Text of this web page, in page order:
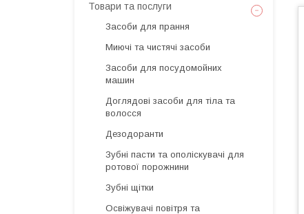
Товари та послуги
Засоби для прання
Миючі та чистячі засоби
Засоби для посудомойних
машин
Доглядові засоби для тіла та
волосся
Дезодоранти
Зубні пасти та ополіскувачі для
ротової порожнини
Зубні щітки
Освіжувачі повітря та